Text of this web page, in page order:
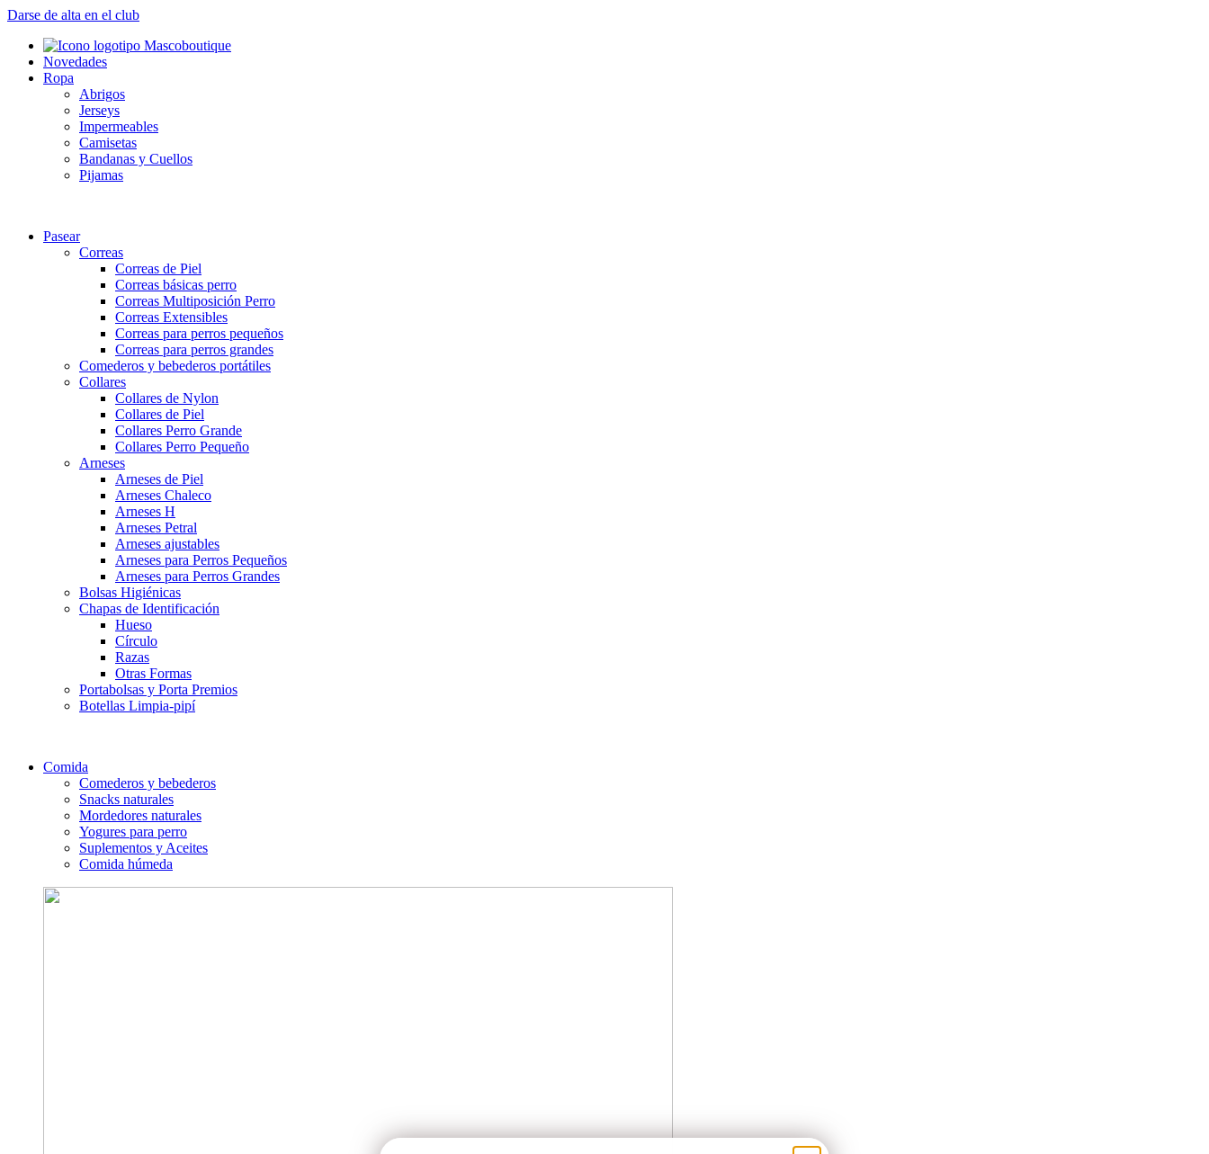
Darse de alta en el club
Novedades
Ropa
Abrigos
Jerseys
Impermeables
Camisetas
Bandanas y Cuellos
Pijamas
Pasear
Correas
Correas de Piel
Correas básicas perro
Correas Multiposición Perro
Correas Extensibles
Correas para perros pequeños
Correas para perros grandes
Comederos y bebederos portátiles
Collares
Collares de Nylon
Collares de Piel
Collares Perro Grande
Collares Perro Pequeño
Arneses
Arneses de Piel
Arneses Chaleco
Arneses H
Arneses Petral
Arneses ajustables
Arneses para Perros Pequeños
Arneses para Perros Grandes
Bolsas Higiénicas
Chapas de Identificación
Hueso
Círculo
Razas
Otras Formas
Portabolsas y Porta Premios
Botellas Limpia-pipí
Comida
Comederos y bebederos
Snacks naturales
Mordedores naturales
Yogures para perro
Suplementos y Aceites
Comida húmeda